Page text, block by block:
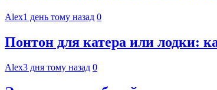
Alex1 день тому назад 0
Понтон для катера или лодки:
Alex3 дня тому назад 0